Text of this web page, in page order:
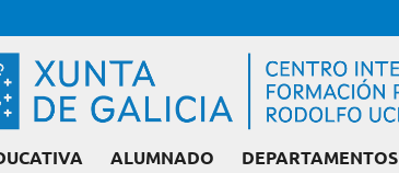
ALUMNADO DEPARTAMENTOS